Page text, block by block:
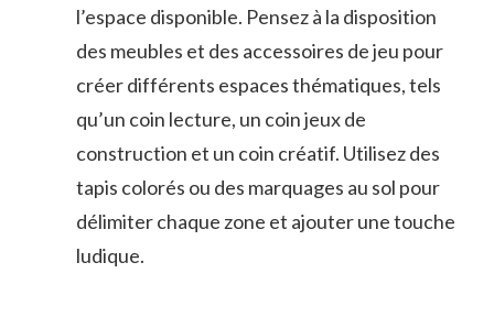
l’espace disponible. Pensez ⁣à ‍la disposition
des meubles et des accessoires ​de ​jeu pour
‍créer différents espaces⁤ thématiques,‌ tels
qu’un ⁣coin lecture, un coin jeux ‍de
construction et un coin créatif.⁤ Utilisez ​des
tapis⁤ colorés ‍ou des marquages au⁤ sol pour
délimiter chaque⁤ zone et ‍ajouter ​une touche
ludique.